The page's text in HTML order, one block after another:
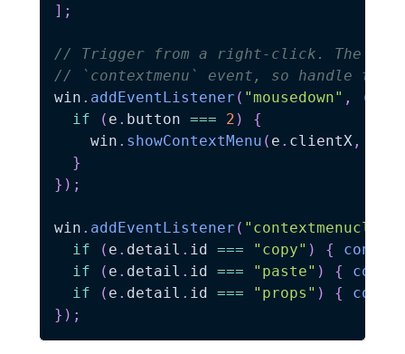
] ;
// Trigger from a right-click. The
// `contextmenu` event, so handle the
win . addEventListener ( "mousedown" , (
if
( e . button === 2 )
{
    win
. showContextMenu ( e . clientX ,
}
} ) ;
win . addEventListener (
if
( e . detail . id === "copy" ) {
if
( e . detail . id === "paste" ) {
if
( e . detail . id === "props" ) {
} ) ;